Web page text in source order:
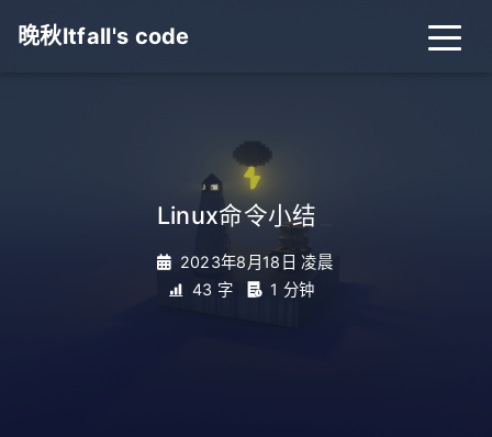
晚秋ltfall's code
Linux命令小结
2023年8月18日 凌晨
43 字
1 分钟